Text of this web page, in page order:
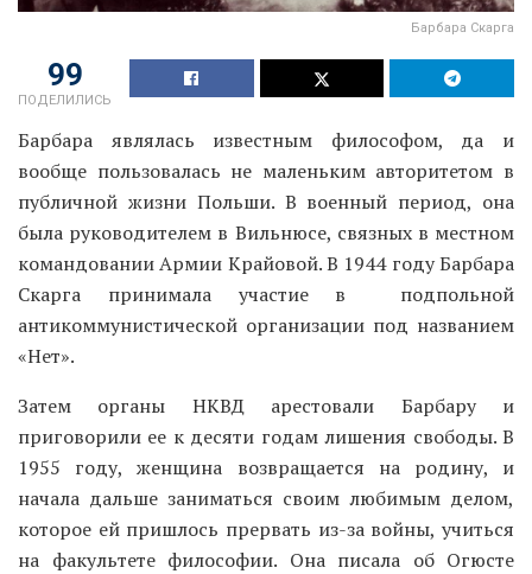
Барбара Скарга
99
ПОДЕЛИЛИСЬ
Барбара являлась известным философом, да и
вообще пользовалась не маленьким авторитетом в
публичной жизни Польши. В военный период, она
была руководителем в Вильнюсе, связных в местном
командовании Армии Крайовой. В 1944 году Барбара
Скарга принимала участие в подпольной
антикоммунистической организации под названием
«Нет».
Затем органы НКВД арестовали Барбару и
приговорили ее к десяти годам лишения свободы. В
1955 году, женщина возвращается на родину, и
начала дальше заниматься своим любимым делом,
которое ей пришлось прервать из-за войны, учиться
на факультете философии. Она писала об Огюсте